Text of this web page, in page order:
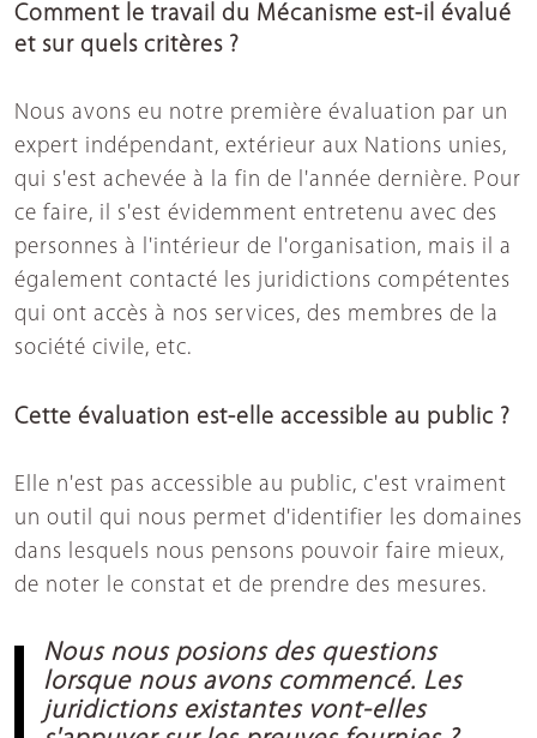
Comment le travail du Mécanisme est-il évalué
et sur quels critères ?
Nous avons eu notre première évaluation par un
expert indépendant, extérieur aux Nations unies,
qui s'est achevée à la fin de l'année dernière. Pour
ce faire, il s'est évidemment entretenu avec des
personnes à l'intérieur de l'organisation, mais il a
également contacté les juridictions compétentes
qui ont accès à nos services, des membres de la
société civile, etc.
Cette évaluation est-elle accessible au public ?
Elle n'est pas accessible au public, c'est vraiment
un outil qui nous permet d'identifier les domaines
dans lesquels nous pensons pouvoir faire mieux,
de noter le constat et de prendre des mesures.
Nous nous posions des questions
lorsque nous avons commencé. Les
juridictions existantes vont-elles